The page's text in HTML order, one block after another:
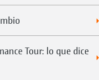
Tour: lo que dice